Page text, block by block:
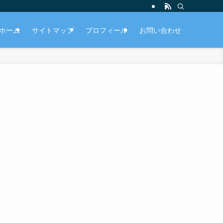
ーム サイトマップ プロフィール お問い合わせ